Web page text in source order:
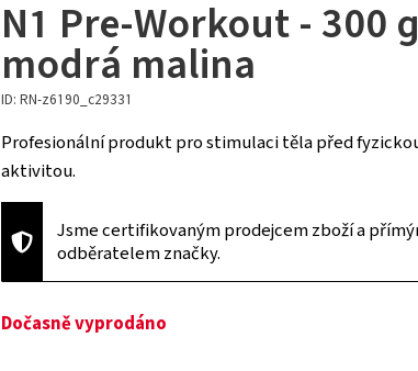
N1 Pre-Workout - 300
modrá malina
ID: RN-z6190_c29331
Profesionální produkt pro stimulaci těla před
aktivitou.
Jsme certifikovaným prodejcem zboží a
odběratelem značky.
Dočasně vyprodáno